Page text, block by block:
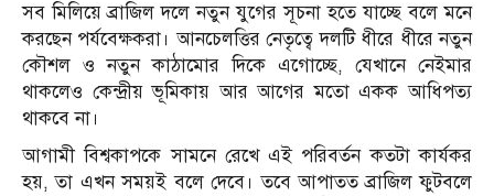
সব মিলিয়ে ব্রাজিল দলে নতুন যুগের সূচনা হতে যাচ্ছে বলে মনে
করছেন পর্যবেক্ষকরা। আনচেলত্তির নেতৃত্বে দলটি ধীরে ধীরে নতুন
কৌশল ও নতুন কাঠামোর দিকে এগোচ্ছে, যেখানে নেইমার
থাকলেও কেন্দ্রীয় ভূমিকায় আর আগের মতো একক আধিপত্য
থাকবে না।
আগামী বিশ্বকাপকে সামনে রেখে এই পরিবর্তন কতটা কার্যকর
হয়, তা এখন সময়ই বলে দেবে। তবে আপাতত ব্রাজিল ফুটবলে